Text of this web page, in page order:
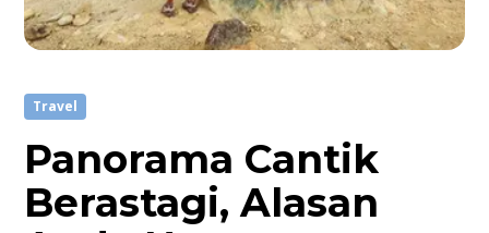
Travel
Panorama Cantik
Berastagi, Alasan